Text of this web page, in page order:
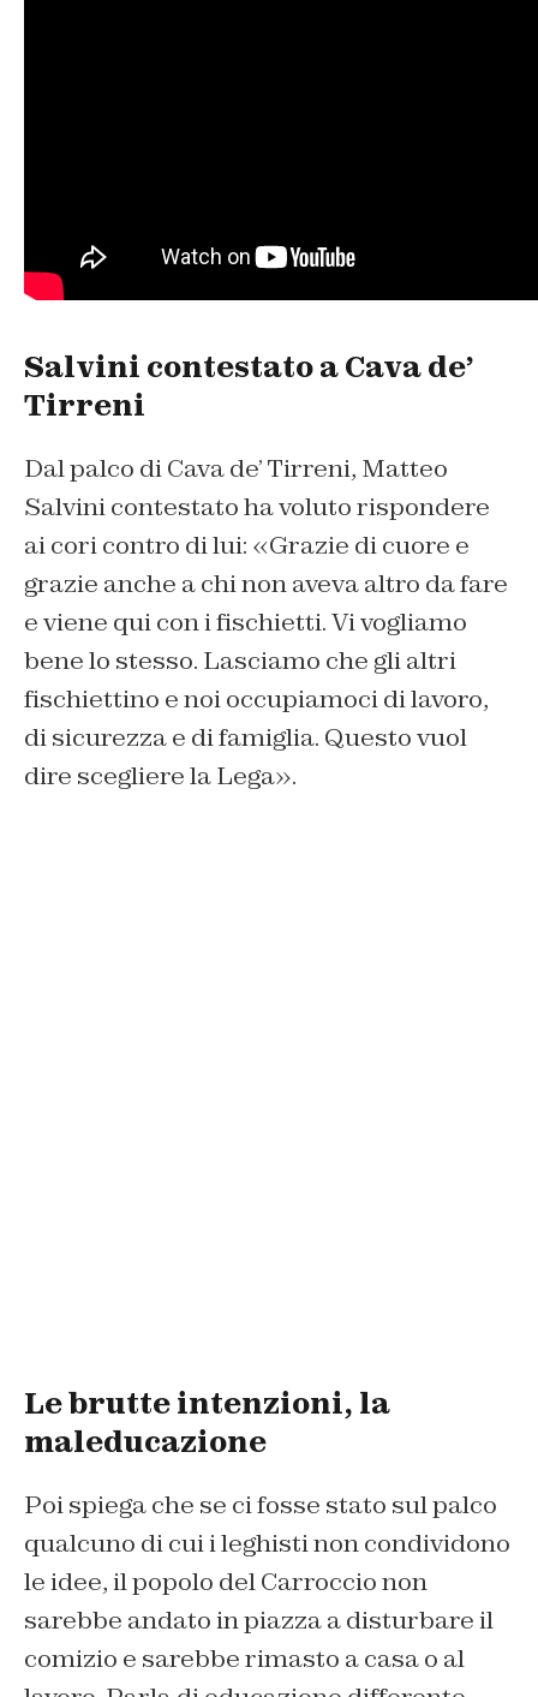
Salvini contestato a Cava de’
Tirreni
Dal palco di Cava de’ Tirreni, Matteo
Salvini contestato ha voluto rispondere
ai cori contro di lui: «Grazie di cuore e
grazie anche a chi non aveva altro da fare
e viene qui con i fischietti. Vi vogliamo
bene lo stesso. Lasciamo che gli altri
fischiettino e noi occupiamoci di lavoro,
di sicurezza e di famiglia. Questo vuol
dire scegliere la Lega».
Le brutte intenzioni, la
maleducazione
Poi spiega che se ci fosse stato sul palco
qualcuno di cui i leghisti non condividono
le idee, il popolo del Carroccio non
sarebbe andato in piazza a disturbare il
comizio e sarebbe rimasto a casa o al